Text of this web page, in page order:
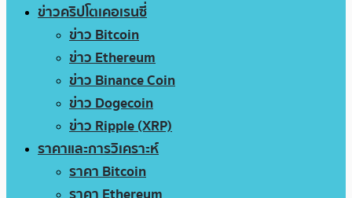
ข่าวคริปโตเคอเรนซี่
ข่าว Bitcoin
ข่าว Ethereum
ข่าว Binance Coin
ข่าว Dogecoin
ข่าว Ripple (XRP)
ราคาและการวิเคราะห์
ราคา Bitcoin